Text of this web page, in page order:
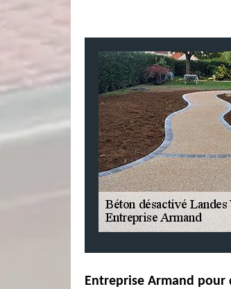
Entreprise Armand pour